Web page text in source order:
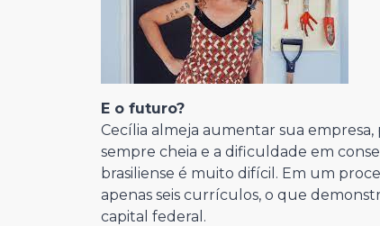
E o futuro?
Cecília almeja aumentar sua empresa,
sempre cheia e a dificuldade em
brasiliense é muito difícil. Em um
apenas seis currículos, o que
capital federal.